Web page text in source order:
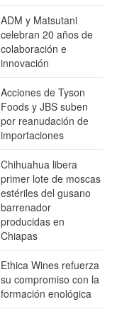
ADM y Matsutani
celebran 20 años de
colaboración e
innovación
Acciones de Tyson
Foods y JBS suben
por reanudación de
importaciones
Chihuahua libera
primer lote de moscas
estériles del gusano
barrenador
producidas en
Chiapas
Ethica Wines refuerza
su compromiso con la
formación enológica